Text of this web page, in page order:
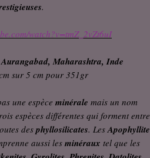
.
watch?v=tmZ_2vZt6uI
Maharashtra, Inde
sur 5 cm pour 351gr
une espèce minérale mais un nom
espèces différentes qui forment entre
desphyllosilicates. LesApophyllite
aussi lesminéraux tel que les